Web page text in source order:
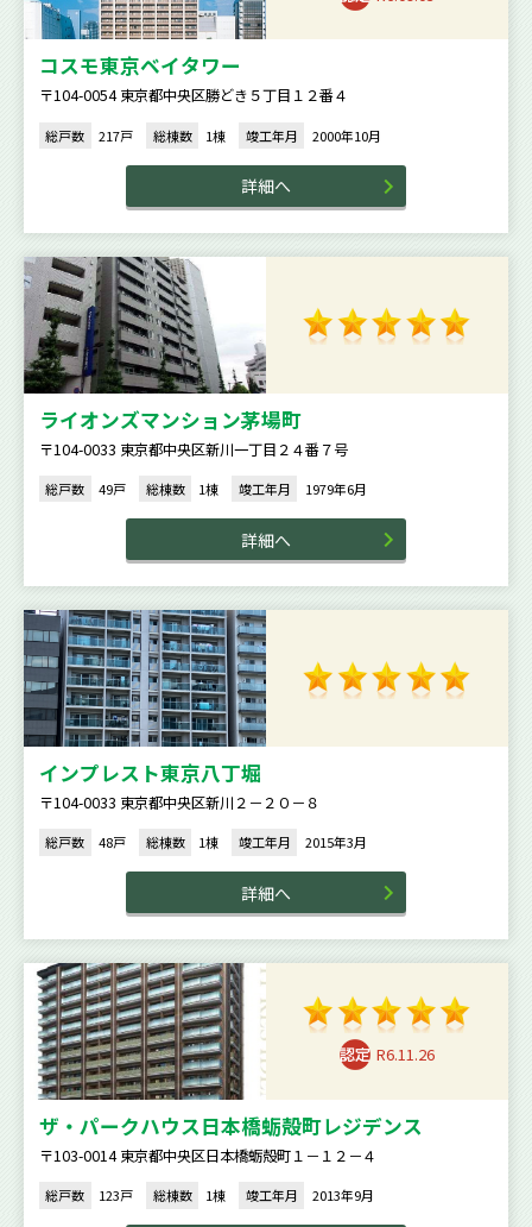
コスモ東京ベイタワー
〒104-0054 東京都中央区勝どき５丁目１２番４
総戸数 217戸 総棟数 1棟 竣工年月 2000年10月
詳細へ
ライオンズマンション茅場町
〒104-0033 東京都中央区新川一丁目２４番７号
総戸数 49戸 総棟数 1棟 竣工年月 1979年6月
詳細へ
インプレスト東京八丁堀
〒104-0033 東京都中央区新川２－２０－８
総戸数 48戸 総棟数 1棟 竣工年月 2015年3月
詳細へ
R6.11.26
ザ・パークハウス日本橋蛎殻町レジデンス
〒103-0014 東京都中央区日本橋蛎殻町１－１２－４
総戸数 123戸 総棟数 1棟 竣工年月 2013年9月